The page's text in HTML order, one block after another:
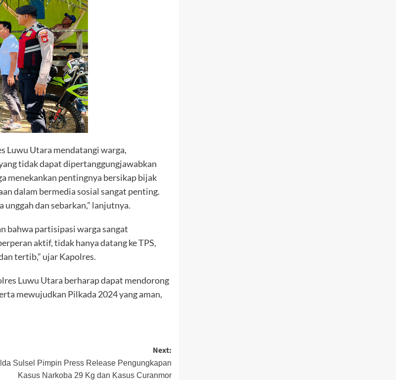
Luwu Utara mendatangi warga,
tidak dapat dipertanggungjawabkan
menekankan pentingnya bersikap bijak
dalam bermedia sosial sangat penting.
dan sebarkan,” lanjutnya.
bahwa partisipasi warga sangat
aktif, tidak hanya datang ke TPS,
tertib,” ujar Kapolres.
Luwu Utara berharap dapat mendorong
mewujudkan Pilkada 2024 yang aman,
Next:
Sulsel Pimpin Press Release Pengungkapan
Kasus Narkoba 29 Kg dan Kasus Curanmor